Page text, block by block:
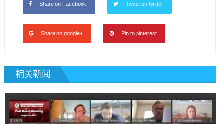
Share on Facebook Tweet on twitter
Share on google+ Pin to pinterest
相关新闻